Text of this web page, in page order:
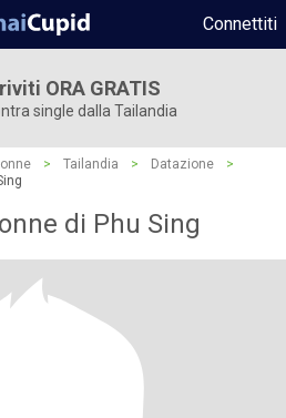
Connettiti
ORA GRATIS
single dalla Tailandia
> Tailandia > Datazione
>
di Phu Sing